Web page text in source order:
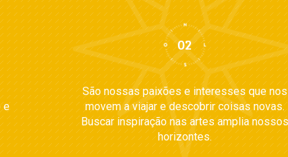
e
São nossas paixões e interesses que nos
movem a viajar e descobrir coisas novas.
Buscar inspiração nas artes amplia nossos
horizontes.